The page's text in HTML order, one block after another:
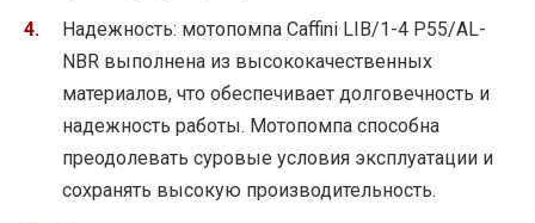
Надежность: мотопомпа Caffini LIB/1-4 P55/AL-
NBR выполнена из высококачественных
материалов, что обеспечивает долговечность и
надежность работы. Мотопомпа способна
преодолевать суровые условия эксплуатации и
сохранять высокую производительность.